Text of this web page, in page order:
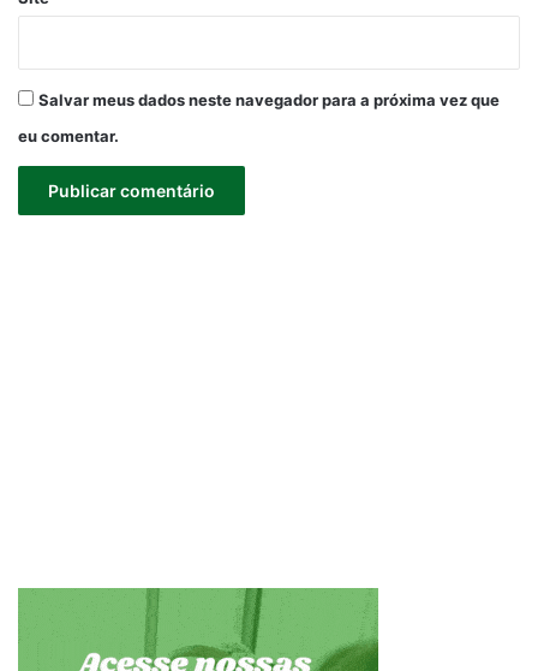
Salvar meus dados neste navegador para a próxima vez que
eu comentar.